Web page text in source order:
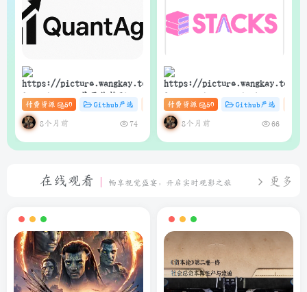
QuantAgent：基于价格驱动
的多智能体 LLM 高频交易分
析系统
付费资源 50 Github严选 杂货铺 # zibll # C # AI
8个月前 74
Stacks：Anna’s Archive
电子书快速下载的轻量级管
理器（支持Web界面与API）
付费资源 50 Github严选
8个月前 66
在线观看 畅享视觉盛宴，开启实时观影之旅 更多